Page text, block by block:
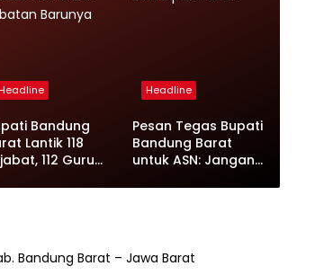
Headline
Bandung
Lantik 118
112 Guru
Ini Daftar
Headline
Pesan Tegas Bupati
Bandung Barat
untuk ASN: Jangan
Dipermudah
Bandung Barat – Jawa Barat